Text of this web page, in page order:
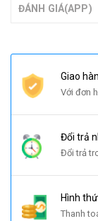
ĐÁNH GIÁ(APP)
Giao
Với đơn
Đổi trả
Đổi trả
Hình
Thanh